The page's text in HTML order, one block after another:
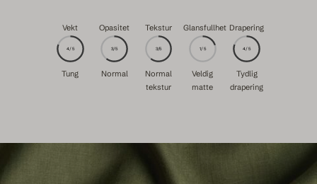
Vekt
4/5
Tung
Opasitet
3/5
Normal
Tekstur
3/5
Normal
tekstur
Glansfullhet
1/5
Veldig
matte
Drapering
4/5
Tydlig
drapering